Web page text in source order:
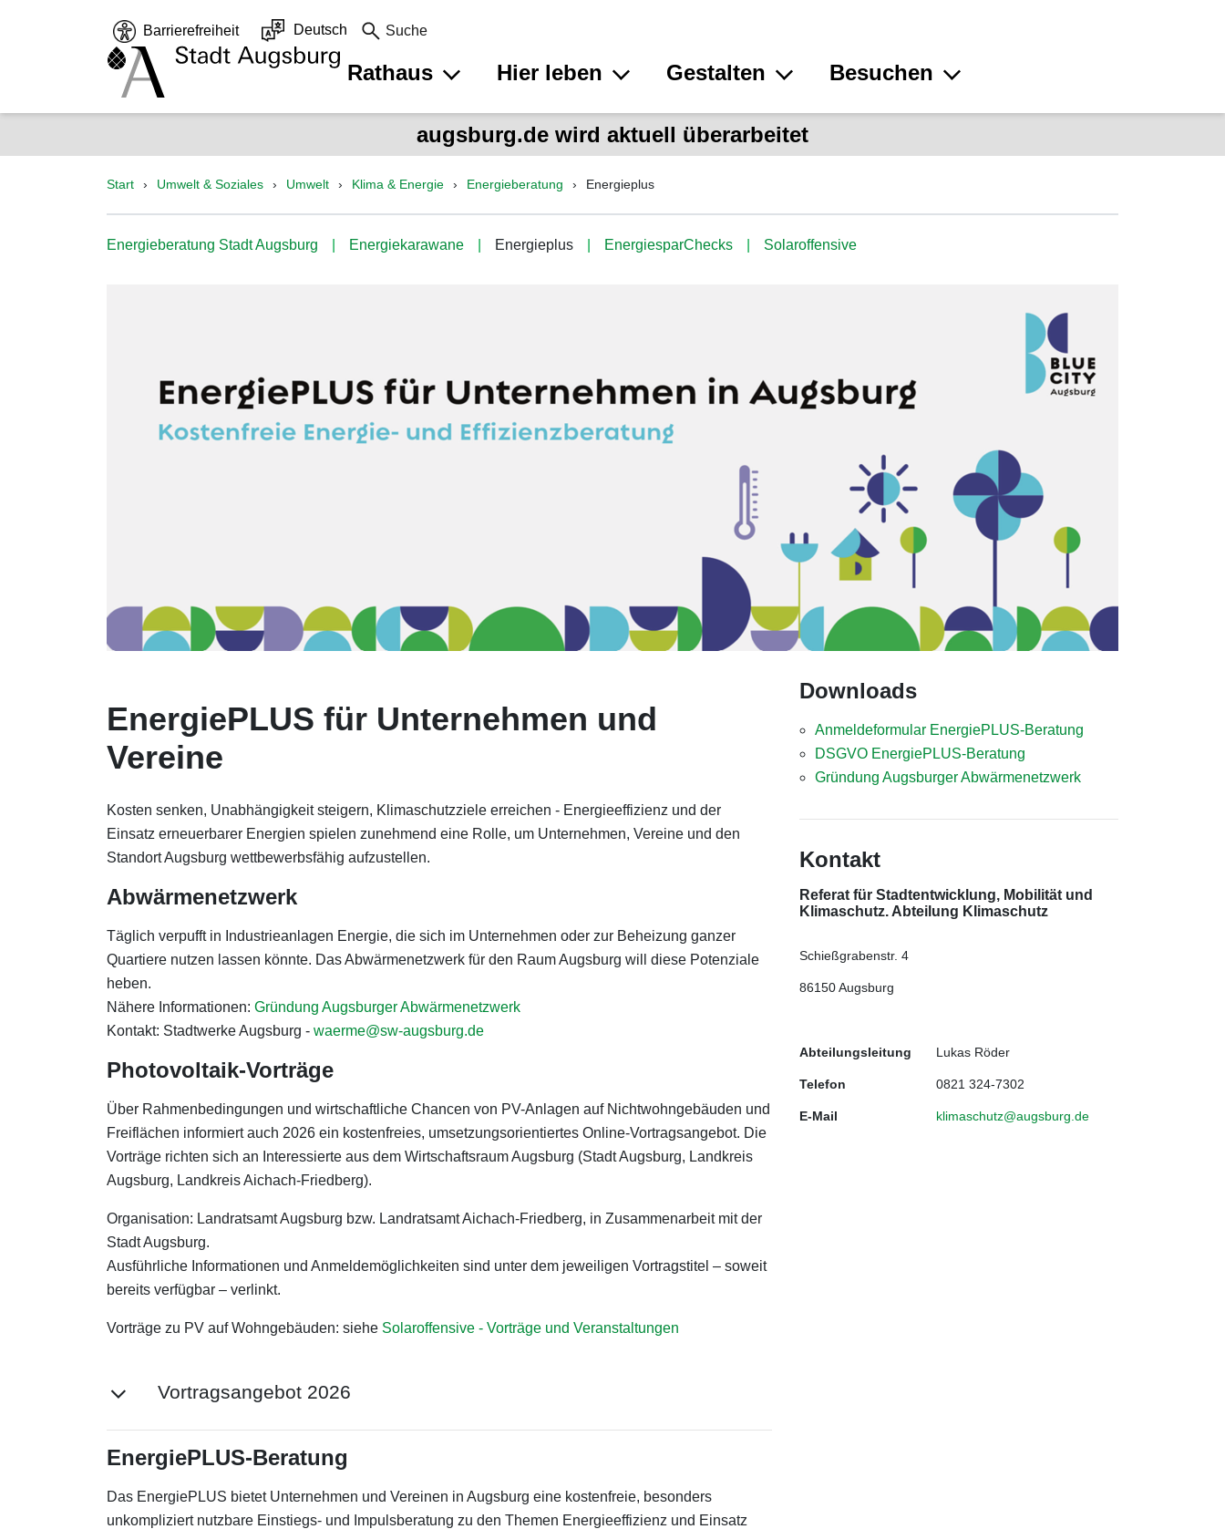
Barrierefreiheit Deutsch Suche
Rathaus Hier leben Gestalten Besuchen
augsburg.de wird aktuell überarbeitet
Start Umwelt & Soziales Umwelt Klima & Energie Energieberatung Energieplus
Energieberatung Stadt Augsburg Energiekarawane Energieplus EnergiesparChecks Solaroffensive
EnergiePLUS für Unternehmen und
Vereine
Kosten senken, Unabhängigkeit steigern, Klimaschutzziele erreichen - Energieeffizienz und der
Einsatz erneuerbarer Energien spielen zunehmend eine Rolle, um Unternehmen, Vereine und den
Standort Augsburg wettbewerbsfähig aufzustellen.
Abwärmenetzwerk
Täglich verpufft in Industrieanlagen Energie, die sich im Unternehmen oder zur Beheizung ganzer
Quartiere nutzen lassen könnte. Das Abwärmenetzwerk für den Raum Augsburg will diese Potenziale
heben.
Nähere Informationen: Gründung Augsburger Abwärmenetzwerk
Kontakt: Stadtwerke Augsburg - waerme@sw-augsburg.de
Photovoltaik-Vorträge
Über Rahmenbedingungen und wirtschaftliche Chancen von PV-Anlagen auf Nichtwohngebäuden und
Freiflächen informiert auch 2026 ein kostenfreies, umsetzungsorientiertes Online-Vortragsangebot. Die
Vorträge richten sich an Interessierte aus dem Wirtschaftsraum Augsburg (Stadt Augsburg, Landkreis
Augsburg, Landkreis Aichach-Friedberg).
Organisation: Landratsamt Augsburg bzw. Landratsamt Aichach-Friedberg, in Zusammenarbeit mit der
Stadt Augsburg.
Ausführliche Informationen und Anmeldemöglichkeiten sind unter dem jeweiligen Vortragstitel – soweit
bereits verfügbar – verlinkt.
Vorträge zu PV auf Wohngebäuden: siehe Solaroffensive - Vorträge und Veranstaltungen
Vortragsangebot 2026
EnergiePLUS-Beratung
Das EnergiePLUS bietet Unternehmen und Vereinen in Augsburg eine kostenfreie, besonders
unkompliziert nutzbare Einstiegs- und Impulsberatung zu den Themen Energieeffizienz und Einsatz
Downloads
Anmeldeformular EnergiePLUS-Beratung
DSGVO EnergiePLUS-Beratung
Gründung Augsburger Abwärmenetzwerk
Kontakt
Referat für Stadtentwicklung, Mobilität und
Klimaschutz. Abteilung Klimaschutz
Schießgrabenstr. 4
86150 Augsburg
Abteilungsleitung Lukas Röder
Telefon 0821 324-7302
E-Mail klimaschutz@augsburg.de